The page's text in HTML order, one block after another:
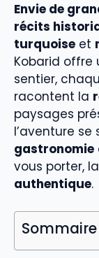
Envie de
récits
turquoise et
Kobarid offre
sentier,
racontent la
paysages
l’aventure
gastronomie
vous porter,
authentique.
Sommaire